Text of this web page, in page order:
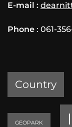
E-mail :
Phone : 061-
Country
GEOPARK